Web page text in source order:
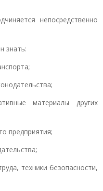
непосредственно
знать:
материалы других
предприятия;
техники безопасности,